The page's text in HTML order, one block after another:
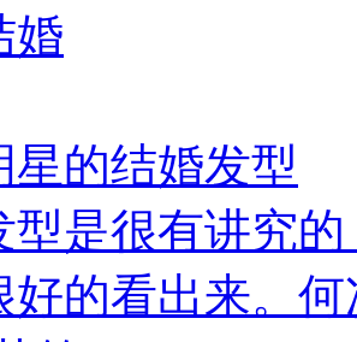
星的结婚发型
型是很有讲究
好的看出来。